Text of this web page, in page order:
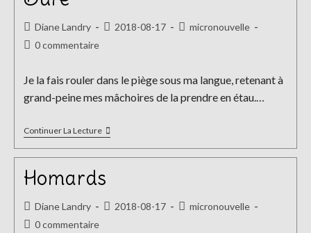
Auteur/autrice
de
Diane Landry
Publication
2018-08-17
Postmicronouvelle
Commentaires
publication :
0 commentaire
Je la fais rouler dans le piège sous ma langue, retenant à
grand-peine mes mâchoires de la prendre en étau.…
Continuer La LectureDure
Homards
Auteur/autrice
de
Diane Landry
Publication
2018-08-17
Postmicronouvelle
Commentaires
0 commentaire